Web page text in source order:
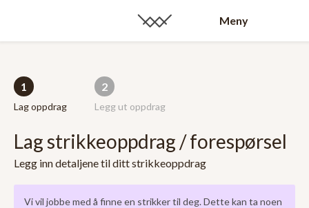
Meny
1
Lag oppdrag
2
Legg ut oppdrag
Lag strikkeoppdrag / forespørsel
Legg inn detaljene til ditt strikkeoppdrag
Vi vil jobbe med å finne en strikker til deg. Dette kan ta noen